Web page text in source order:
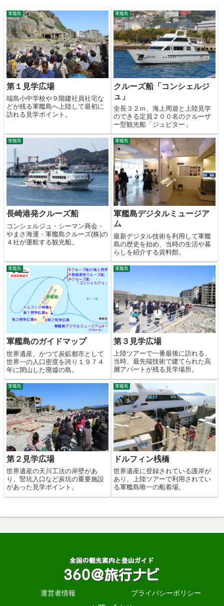
軍艦島
第１見学広場
端島小中学校や９階建社員社宅な
どが残る軍艦島へ上陸して最初に
訪れる見学ポイント。
軍艦島
クルーズ船「コンシェルジ
ュ」
全長３２ｍ、海上周遊と上陸見学
のできる定員２００名のクルーザ
ー型観光船「ジュピター」
軍艦島
長崎港発クルーズ船
コンシェルジュ・シーマン商会・
やまさ海運・軍艦島クルーズ(株)の
４社が運航する観光船。
軍艦島
軍艦島デジタルミュージア
ム
最新デジタル技術を利用して軍艦
島の歴史を始め、当時の生活や暮
らしを紹介する資料館。
軍艦島
軍艦島のガイドマップ
世界遺産、かつて炭鉱都市として
世界一の人口密度を誇り１９７４
年に閉山した廃墟の島。
軍艦島
第３見学広場
上陸ツアーで一番最後に訪れる、
当時、最先端技術で建てられた高
層アパートが残る見学場所。
軍艦島
第２見学広場
世界遺産の天川工法の岸壁があ
り、竪坑入口など炭坑の重要施設
があった見学ポイント。
軍艦島
ドルフィン桟橋
世界遺産に登録されている護岸が
あり、上陸ツアーで利用されてい
る軍艦島唯一の船着場。
運営者情報
プライバシーポリシー